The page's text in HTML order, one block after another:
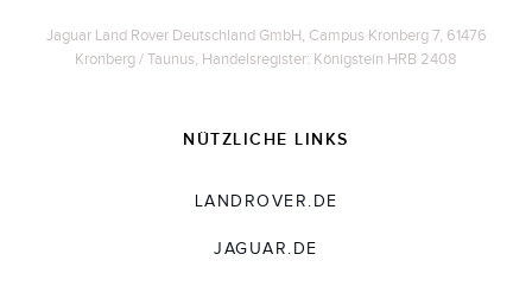
Jaguar Land Rover Deutschland GmbH, Campus Kronberg 7, 61476
Kronberg / Taunus, Handelsregister: Königstein HRB 2408
NÜTZLICHE LINKS
LANDROVER.DE
JAGUAR.DE